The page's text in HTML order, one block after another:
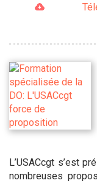
L’USACcgt s’est
nombreuses